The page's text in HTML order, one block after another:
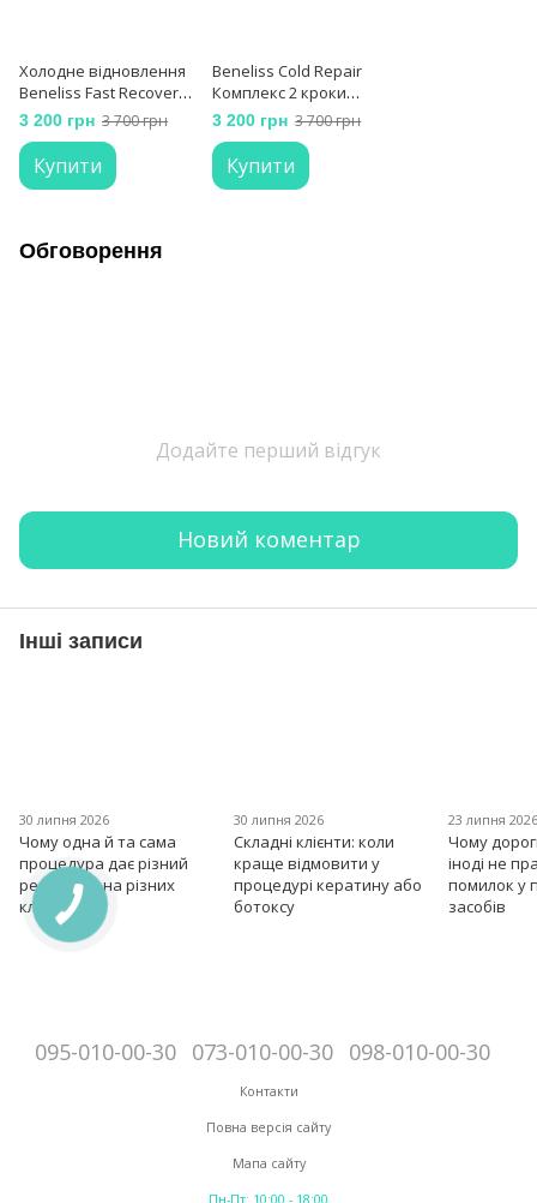
Холодне відновлення
Beneliss Fast Recovery
2 кроки x 500 мл
3 200 грн 3 700 грн
Купити
Beneliss Cold Repair
Комплекс 2 кроки
холодного
відновлення 500 мл
3 200 грн 3 700 грн
Купити
Обговорення
Додайте перший відгук
Новий коментар
Інші записи
30 липня 2026
Чому одна й та сама
процедура дає різний
результат на різних
клієнтах?
30 липня 2026
Складні клієнти: коли
краще відмовити у
процедурі кератину або
ботоксу
23 липня
Чому
іноді не
помилок у
засобів
095-010-00-30 073-010-00-30 098-010-00-30
Контакти
Повна версія сайту
Мапа сайту
Пн-Пт: 10:00 - 18:00